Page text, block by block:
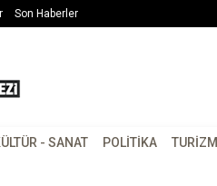
Son Haberler
- SANAT POLITIKA TURIZM